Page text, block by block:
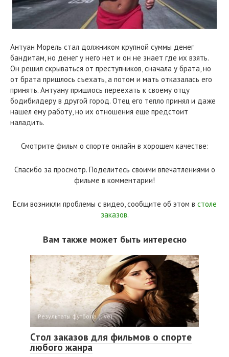
Антуан Морель стал должником крупной суммы денег
бандитам, но денег у него нет и он не знает где их взять.
Он решил скрываться от преступников, сначала у брата, но
от брата пришлось съехать, а потом и мать отказалась его
принять. Антуану пришлось переехать к своему отцу
бодибилдеру в другой город. Отец его тепло принял и даже
нашел ему работу, но их отношения еще предстоит
наладить.
Смотрите фильм о спорте онлайн в хорошем качестве:
Спасибо за просмотр. Поделитесь своими впечатлениями о
фильме в комментарии!
Если возникли проблемы с видео, сообщите об этом в столе
заказов.
Вам также может быть интересно
Результаты футбола (live)
Стол заказов для фильмов о спорте
любого жанра